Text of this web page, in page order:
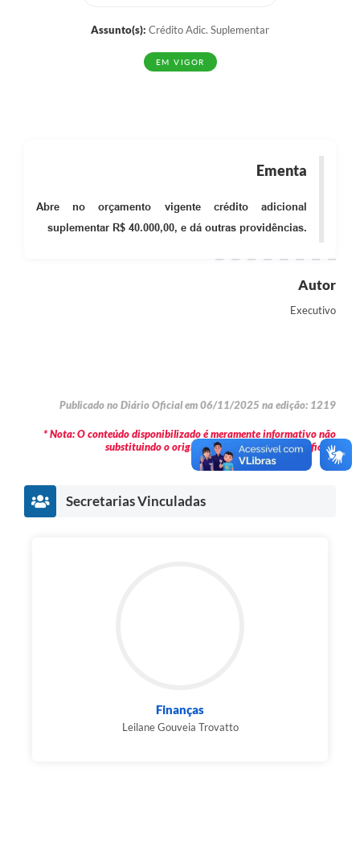
Assunto(s): Crédito Adic. Suplementar
EM VIGOR
Ementa
Abre no orçamento vigente crédito adicional
suplementar R$ 40.000,00, e dá outras providências.
Autor
Executivo
Publicado no Diário Oficial em 06/11/2025 na edição: 1219
* Nota: O conteúdo disponibilizado é meramente informativo não
substituindo o original publicado em Diário Oficial.
Secretarias Vinculadas
Finanças
Leilane Gouveia Trovatto